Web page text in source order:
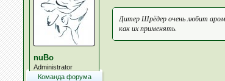
nuBo
Administrator
Команда форума
Дитер Шрёдер очень любит
как их применять.